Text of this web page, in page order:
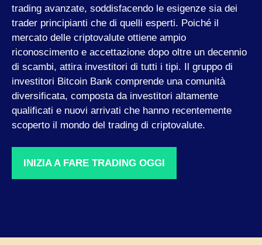
trading avanzate, soddisfacendo le esigenze sia dei
trader principianti che di quelli esperti. Poiché il
mercato delle criptovalute ottiene ampio
riconoscimento e accettazione dopo oltre un decennio
di scambi, attira investitori di tutti i tipi. Il gruppo di
investitori Bitcoin Bank comprende una comunità
diversificata, composta da investitori altamente
qualificati e nuovi arrivati ​​che hanno recentemente
scoperto il mondo del trading di criptovalute.
INIZIA A FARE TRADING OGGI